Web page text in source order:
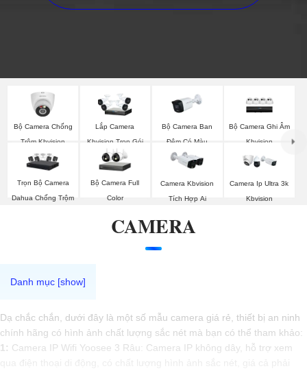
Bộ Camera Chống
Trộm Kbvision
Lắp Camera
Kbvision Trọn Gói
Bộ Camera Ban
Đêm Có Màu
Kbvision
Bộ Camera Ghi Âm
Kbvision
Trọn Bộ Camera
Dahua Chống Trộm
Bộ Camera Full
Color
Camera Kbvision
Tích Hợp Ai
Camera Ip Ultra 3k
Kbvision
CAMERA
Dạ chắc chắn, dưới đây là một số mẫu camera giá rẻ, thiết bị an ninh
chính hãng có hình ảnh chất lượng sắc nét mà bạn có thể tham khảo:
1: Camera IP Wifi Yoosee 3 Râu: Camera IP không dây, hỗ trợ xem